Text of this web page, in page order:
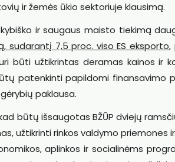
ir žemės ūkio sektoriuje klausimą.
ir saugaus maisto tiekimą
sudarantį 7,5 proc. viso ES eksporto,
būti užtikrintas deramas kainos ir
patenkinti papildomi finansavimo
paklausa.
būtų išsaugotas BŽŪP dviejų
užtikrinti rinkos valdymo priemones
aplinkos ir socialinėms